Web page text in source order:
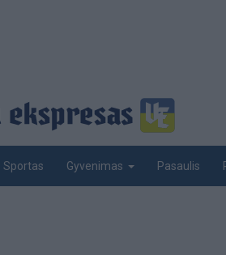
Sportas Gyvenimas Pasaulis